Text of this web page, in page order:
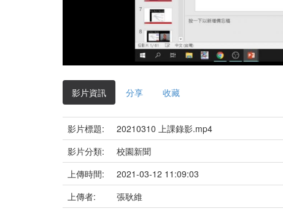
影片資訊 分享 收藏
影片標題:
20210310 上課錄影.mp4
影片分類:
校園新聞
上傳時間:
2021-03-12 11:09:03
上傳者:
張耿維